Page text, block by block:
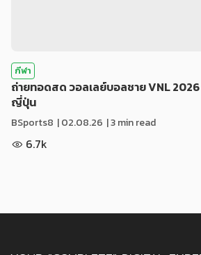
กีฬา
ถ่ายทอดสด วอลเลย์บอลชาย VNL 2026
ญี่ปุ่น
BSports8 |02.08.26 | 3 min read
6.7k